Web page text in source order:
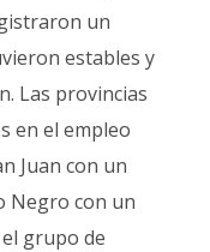
un
estables y
Las provincias
en el empleo
Juan con un
Negro con un
grupo de